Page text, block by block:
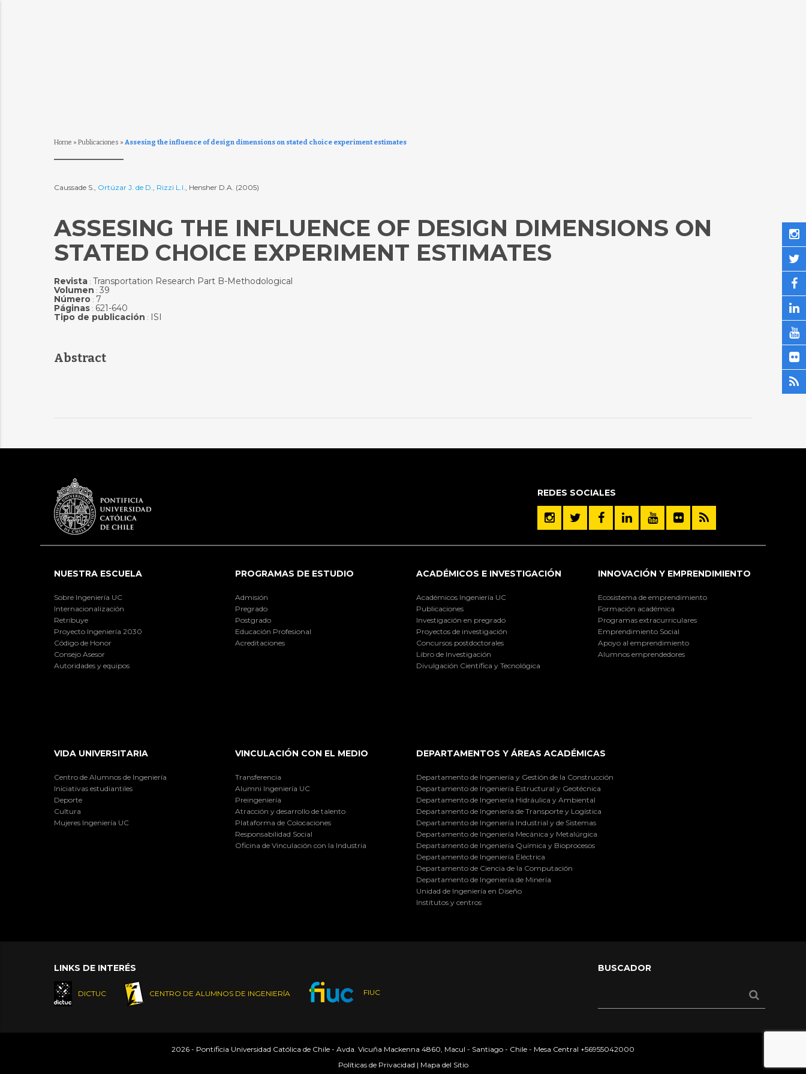
Home » Publicaciones » Assesing the influence of design dimensions on stated choice experiment estimates
Caussade S., Ortúzar J. de D., Rizzi L.I., Hensher D.A. (2005)
ASSESING THE INFLUENCE OF DESIGN DIMENSIONS ON
STATED CHOICE EXPERIMENT ESTIMATES
Revista: Transportation Research Part B-Methodological
Volumen : 39
Número: 7
Páginas: 621-640
Tipo de publicación : ISI
Abstract
REDES SOCIALES
NUESTRA ESCUELA
Sobre Ingeniería UC
Internacionalización
Retribuye
Proyecto Ingeniería 2030
Código de Honor
Consejo Asesor
Autoridades y equipos
PROGRAMAS DE ESTUDIO
Admisión
Pregrado
Postgrado
Educación Profesional
Acreditaciones
ACADÉMICOS E INVESTIGACIÓN
Académicos Ingeniería UC
Publicaciones
Investigación en pregrado
Proyectos de investigación
Concursos postdoctorales
Libro de Investigación
Divulgación Científica y Tecnológica
INNOVACIÓN Y EMPRENDIMIENTO
Ecosistema de emprendimiento
Formación académica
Programas extracurriculares
Emprendimiento Social
Apoyo al emprendimiento
Alumnos emprendedores
VIDA UNIVERSITARIA
Centro de Alumnos de Ingeniería
Iniciativas estudiantiles
Deporte
Cultura
Mujeres Ingeniería UC
VINCULACIÓN CON EL MEDIO
Transferencia
Alumni Ingeniería UC
Preingeniería
Atracción y desarrollo de talento
Plataforma de Colocaciones
Responsabilidad Social
Oficina de Vinculación con la Industria
DEPARTAMENTOS Y ÁREAS ACADÉMICAS
Departamento de Ingeniería y Gestión de la Construcción
Departamento de Ingeniería Estructural y Geotécnica
Departamento de Ingeniería Hidráulica y Ambiental
Departamento de Ingeniería de Transporte y Logística
Departamento de Ingeniería Industrial y de Sistemas
Departamento de Ingeniería Mecánica y Metalúrgica
Departamento de Ingeniería Química y Bioprocesos
Departamento de Ingeniería Eléctrica
Departamento de Ciencia de la Computación
Departamento de Ingeniería de Minería
Unidad de Ingeniería en Diseño
Institutos y centros
LINKS DE INTERÉS
DICTUC CENTRO DE ALUMNOS DE INGENIERÍA FIUC
BUSCADOR
2026 - Pontificia Universidad Católica de Chile - Avda. Vicuña Mackenna 4860, Macul - Santiago - Chile - Mesa Central +56955042000
Políticas de Privacidad | Mapa del Sitio